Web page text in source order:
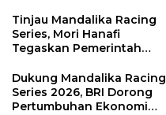
Dampak Ekonomi
Kawasan
Tinjau Mandalika Racing
Series, Mori Hanafi
Tegaskan Pemerintah
NTB
Dukung Mandalika Racing
Series 2026, BRI Dorong
Pertumbuhan Ekonomi